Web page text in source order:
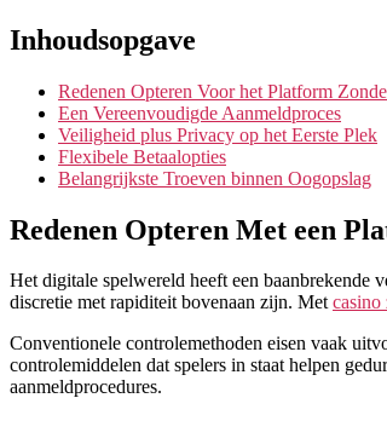
Inhoudsopgave
Redenen Opteren Voor het Platform
Een Vereenvoudigde Aanmeldproces
Veiligheid plus Privacy op het Eerste Plek
Flexibele Betaalopties
Belangrijkste Troeven binnen Oogopslag
Redenen Opteren Met een
Het digitale spelwereld heeft een baanbrekende
discretie met rapiditeit bovenaan zijn. Met
Conventionele controlemethoden eisen vaak
controlemiddelen dat spelers in staat helpen
aanmeldprocedures.